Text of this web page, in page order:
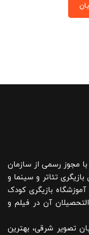
مجوز رسمی از سازمان
تئاتر و سینما و
بازیگری کودک
آن در فیلم و
تصویر شرقی، بهترین